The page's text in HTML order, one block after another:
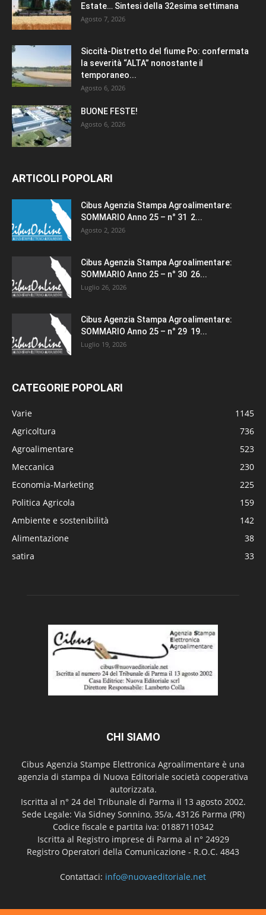
Estate… Sintesi della 32esima settimana
Agosto 7, 2026
Siccità-Distretto del fiume Po: confermata
la severità “ALTA” nonostante il
temporaneo...
Agosto 6, 2026
BUONE FESTE!
Agosto 6, 2026
ARTICOLI POPOLARI
Cibus Agenzia Stampa Agroalimentare:
SOMMARIO Anno 25 – n° 31 2...
Agosto 2, 2026
Cibus Agenzia Stampa Agroalimentare:
SOMMARIO Anno 25 – n° 30 26...
Luglio 26, 2026
Cibus Agenzia Stampa Agroalimentare:
SOMMARIO Anno 25 – n° 29 19...
Luglio 19, 2026
CATEGORIE POPOLARI
Varie
1145
Agricoltura
736
Agroalimentare
523
Meccanica
230
Economia-Marketing
225
Politica Agricola
159
Ambiente e sostenibilità
142
Alimentazione
38
satira
33
CHI SIAMO
Cibus Agenzia Stampe Elettronica Agroalimentare è una
agenzia di stampa di Nuova Editoriale società cooperativa
autorizzata.
Iscritta al n° 24 del Tribunale di Parma il 13 agosto 2002.
Sede Legale: Via Sidney Sonnino, 35/a, 43126 Parma (PR)
Codice fiscale e partita iva: 01887110342
Iscritta al Registro imprese di Parma al n° 24929
Registro Operatori della Comunicazione - R.O.C. 4843
Contattaci: info@nuovaeditoriale.net